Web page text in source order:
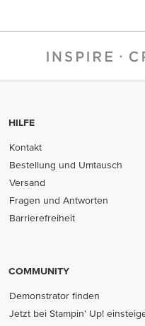
HILFE
Kontakt
Bestellung und Umtausch
Versand
Fragen und Antworten
Barrierefreiheit
COMMUNITY
Demonstrator finden
Jetzt bei Stampin' Up!